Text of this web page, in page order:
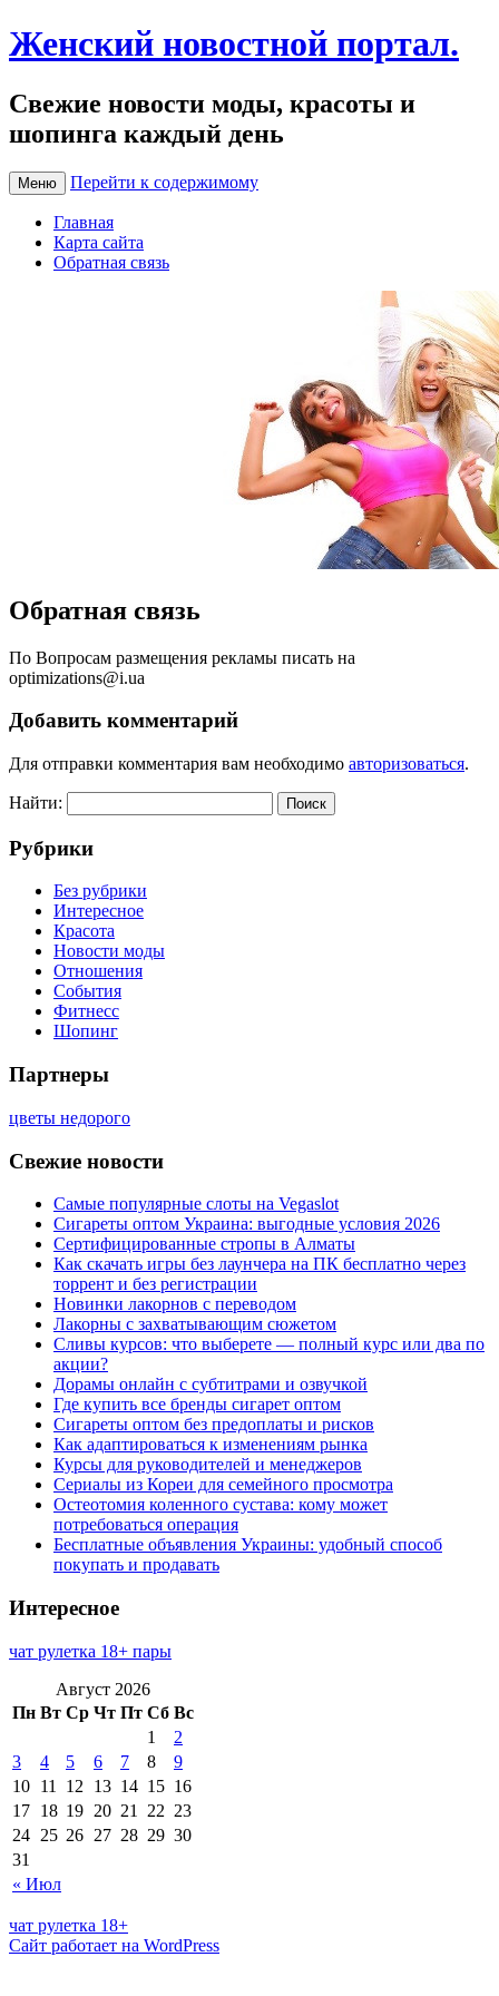
Женский новостной портал.
Свежие новости моды, красоты и
шопинга каждый день
Меню Перейти к содержимому
Главная
Карта сайта
Обратная связь
Обратная связь
Пo Вопросам размещения рекламы писать на
optimizations@i.ua
Добавить комментарий
Для отправки комментария вам необходимо авторизоваться.
Найти:
Рубрики
Без рубрики
Интересное
Красота
Новости моды
Отношения
События
Фитнесс
Шопинг
Партнеры
цветы недорого
Свежие новости
Самые популярные слоты на Vegaslot
Сигареты оптом Украина: выгодные условия 2026
Сертифицированные стропы в Алматы
Как скачать игры без лаунчера на ПК бесплатно через
торрент и без регистрации
Новинки лакорнов с переводом
Лакорны с захватывающим сюжетом
Сливы курсов: что выберете — полный курс или два по
акции?
Дорамы онлайн с субтитрами и озвучкой
Где купить все бренды сигарет оптом
Сигареты оптом без предоплаты и рисков
Как адаптироваться к изменениям рынка
Курсы для руководителей и менеджеров
Сериалы из Кореи для семейного просмотра
Остеотомия коленного сустава: кому может
потребоваться операция
Бесплатные объявления Украины: удобный способ
покупать и продавать
Интересное
чат рулетка 18+ пары
Август 2026
Пн Вт Ср Чт Пт Сб Вс
« Июл
1
2
3
4 5 6 7 8
9
10 11 12 13 14 15 16
17 18 19 20 21 22 23
24 25 26 27 28 29 30
31
чат рулетка 18+
Сайт работает на WordPress